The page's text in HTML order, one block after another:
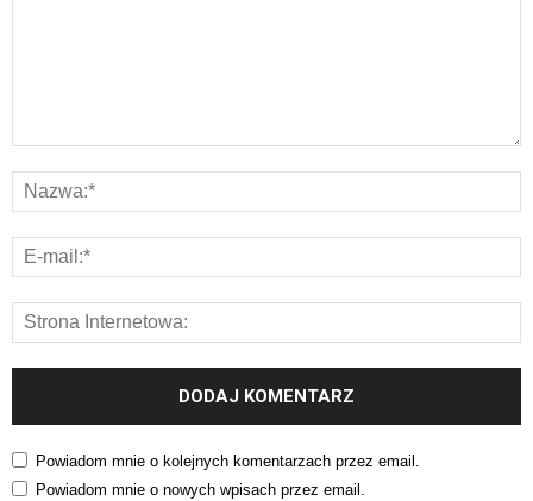
Powiadom mnie o kolejnych komentarzach przez email.
Powiadom mnie o nowych wpisach przez email.